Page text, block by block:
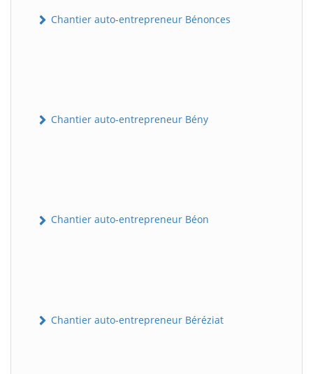
Chantier auto-entrepreneur Bénonces
Chantier auto-entrepreneur Bény
Chantier auto-entrepreneur Béon
Chantier auto-entrepreneur Béréziat